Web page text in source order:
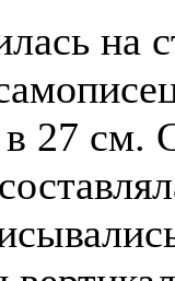
на
27 см.